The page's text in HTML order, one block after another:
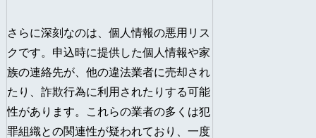
さらに深刻なのは、個人情報の悪用リス
クです。申込時に提供した個人情報や家
族の連絡先が、他の違法業者に売却され
たり、詐欺行為に利用されたりする可能
性があります。これらの業者の多くは犯
罪組織との関連性が疑われており、一度